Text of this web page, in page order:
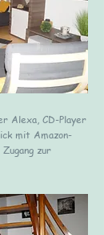
Alexa, CD-Player
mit Amazon-
zur